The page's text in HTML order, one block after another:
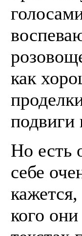
как
подвиги
Но есть
себе
кого